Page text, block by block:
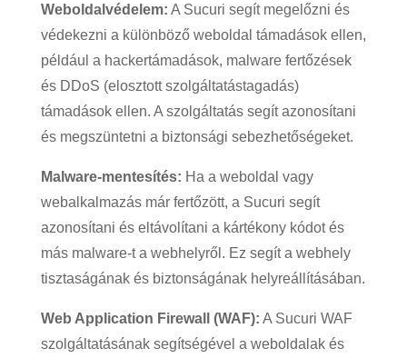
Weboldalvédelem: A Sucuri segít megelőzni és
védekezni a különböző weboldal támadások ellen,
például a hackertámadások, malware fertőzések
és DDoS (elosztott szolgáltatástagadás)
támadások ellen. A szolgáltatás segít azonosítani
és megszüntetni a biztonsági sebezhetőségeket.
Malware-mentesítés: Ha a weboldal vagy
webalkalmazás már fertőzött, a Sucuri segít
azonosítani és eltávolítani a kártékony kódot és
más malware-t a webhelyről. Ez segít a webhely
tisztaságának és biztonságának helyreállításában.
Web Application Firewall (WAF): A Sucuri WAF
szolgáltatásának segítségével a weboldalak és